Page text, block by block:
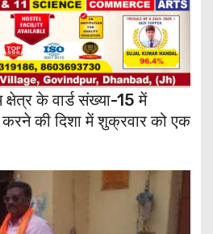
के वार्ड संख्या-15 में
करने की दिशा में शुक्रवार को एक